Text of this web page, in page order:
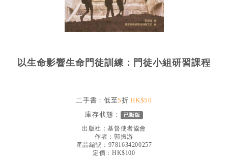
信徒生活
教會事工
社會／倫理
見證／傳記
以生命影響生命門徒訓練：門徒小組研習課程
二手書：低至5折HK$50
庫存狀態：
已斷版
出版社：基督使者協會
作者： 郭振游
產品編號：9781634200257
定價：HK$100